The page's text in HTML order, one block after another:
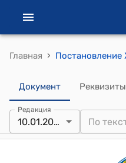
Главная ›
Документ Реквизиты
Редакция
10.01.2024